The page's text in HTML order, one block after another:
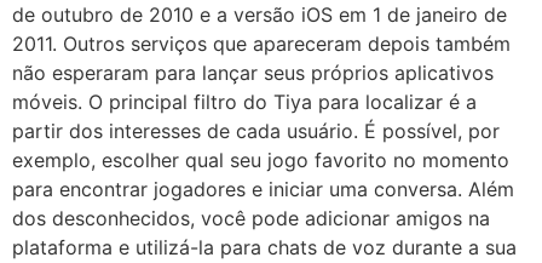
de outubro de 2010 e a versão iOS em 1 de janeiro de
2011. Outros serviços que apareceram depois também
não esperaram para lançar seus próprios aplicativos
móveis. O principal filtro do Tiya para localizar é a
partir dos interesses de cada usuário. É possível, por
exemplo, escolher qual seu jogo favorito no momento
para encontrar jogadores e iniciar uma conversa. Além
dos desconhecidos, você pode adicionar amigos na
plataforma e utilizá-la para chats de voz durante a sua